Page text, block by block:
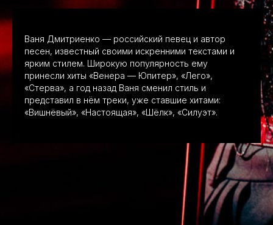
Ваня Дмитриенко — российский певец и автор
песен, известный своими искренними текстами и
ярким стилем. Широкую популярность ему
принесли хиты «Венера — Юпитер», «Лего»,
«Стерва», а год назад Ваня сменил стиль и
представил в нём треки, уже ставшие хитами:
«Вишнёвый», «Настоящая», «Шёлк», «Силуэт».